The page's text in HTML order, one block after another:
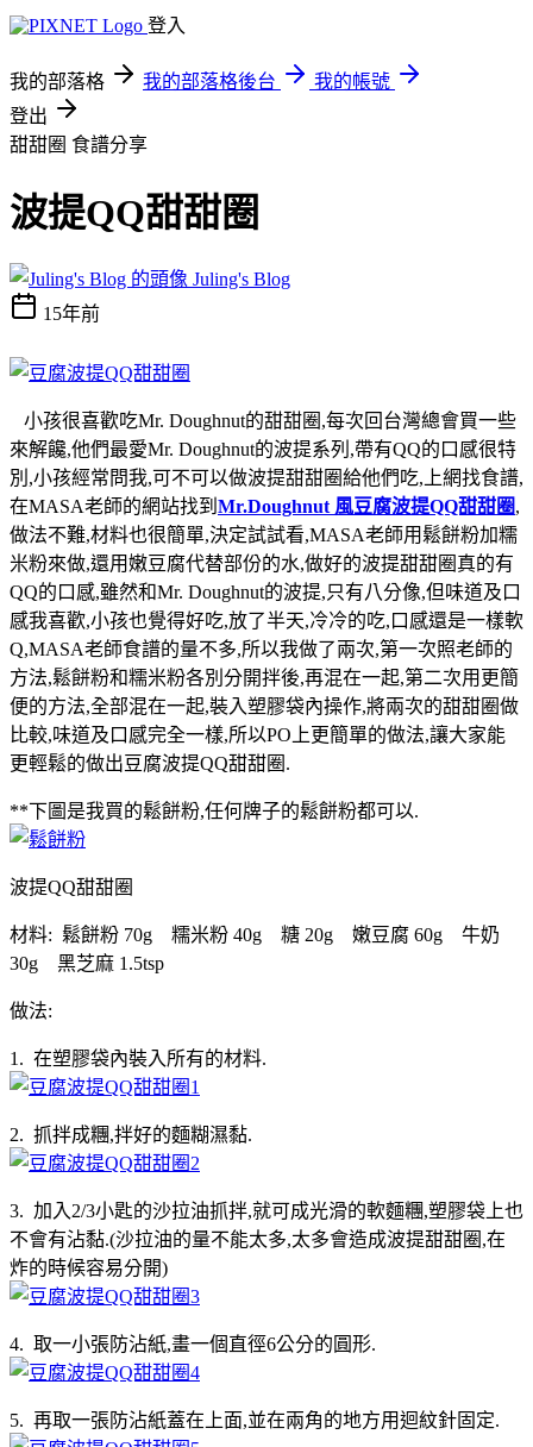
登入
我的部落格 我的部落格後台
我的帳號
登出
甜甜圈 食譜分享
波提QQ甜甜圈
Juling's Blog
15年前
小孩很喜歡吃Mr. Doughnut的甜甜圈,每次回台灣總會買一些
來解饞,他們最愛Mr. Doughnut的波提系列,帶有QQ的口感很特
別,小孩經常問我,可不可以做波提甜甜圈給他們吃,上網找食譜,
在MASA老師的網站找到 Mr.Doughnut 風豆腐波提QQ甜甜圈,
做法不難,材料也很簡單,決定試試看,MASA老師用鬆餅粉加糯
米粉來做,還用嫩豆腐代替部份的水,做好的波提甜甜圈真的有
QQ的口感,雖然和Mr. Doughnut的波提,只有八分像,但味道及口
感我喜歡,小孩也覺得好吃,放了半天,冷冷的吃,口感還是一樣軟
Q,MASA老師食譜的量不多,所以我做了兩次,第一次照老師的
方法,鬆餅粉和糯米粉各別分開拌後,再混在一起,第二次用更簡
便的方法,全部混在一起,裝入塑膠袋內操作,將兩次的甜甜圈做
比較,味道及口感完全一樣,所以PO上更簡單的做法,讓大家能
更輕鬆的做出豆腐波提QQ甜甜圈.
**下圖是我買的鬆餅粉,任何牌子的鬆餅粉都可以.
波提QQ甜甜圈
材料: 鬆餅粉 70g 糯米粉 40g 糖 20g 嫩豆腐 60g 牛奶
30g 黑芝麻 1.5tsp
做法:
1. 在塑膠袋內裝入所有的材料.
2. 抓拌成糰,拌好的麵糊濕黏.
3. 加入2/3小匙的沙拉油抓拌,就可成光滑的軟麵糰,塑膠袋上也
不會有沾黏.(沙拉油的量不能太多,太多會造成波提甜甜圈,在
炸的時候容易分開)
4. 取一小張防沾紙,畫一個直徑6公分的圓形.
5. 再取一張防沾紙蓋在上面,並在兩角的地方用迴紋針固定.